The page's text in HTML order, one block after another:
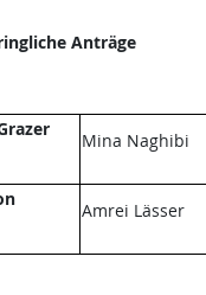
Anträge
Mina Naghibi
Amrei Lässer